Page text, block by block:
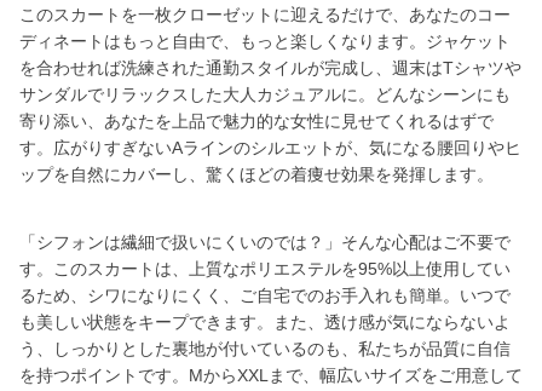
このスカートを一枚クローゼットに迎えるだけで、あなたのコー
ディネートはもっと自由で、もっと楽しくなります。ジャケット
を合わせれば洗練された通勤スタイルが完成し、週末はTシャツや
サンダルでリラックスした大人カジュアルに。どんなシーンにも
寄り添い、あなたを上品で魅力的な女性に見せてくれるはずで
す。広がりすぎないAラインのシルエットが、気になる腰回りやヒ
ップを自然にカバーし、驚くほどの着痩せ効果を発揮します。
「シフォンは繊細で扱いにくいのでは？」そんな心配はご不要で
す。このスカートは、上質なポリエステルを95%以上使用してい
るため、シワになりにくく、ご自宅でのお手入れも簡単。いつで
も美しい状態をキープできます。また、透け感が気にならないよ
う、しっかりとした裏地が付いているのも、私たちが品質に自信
を持つポイントです。MからXXLまで、幅広いサイズをご用意して